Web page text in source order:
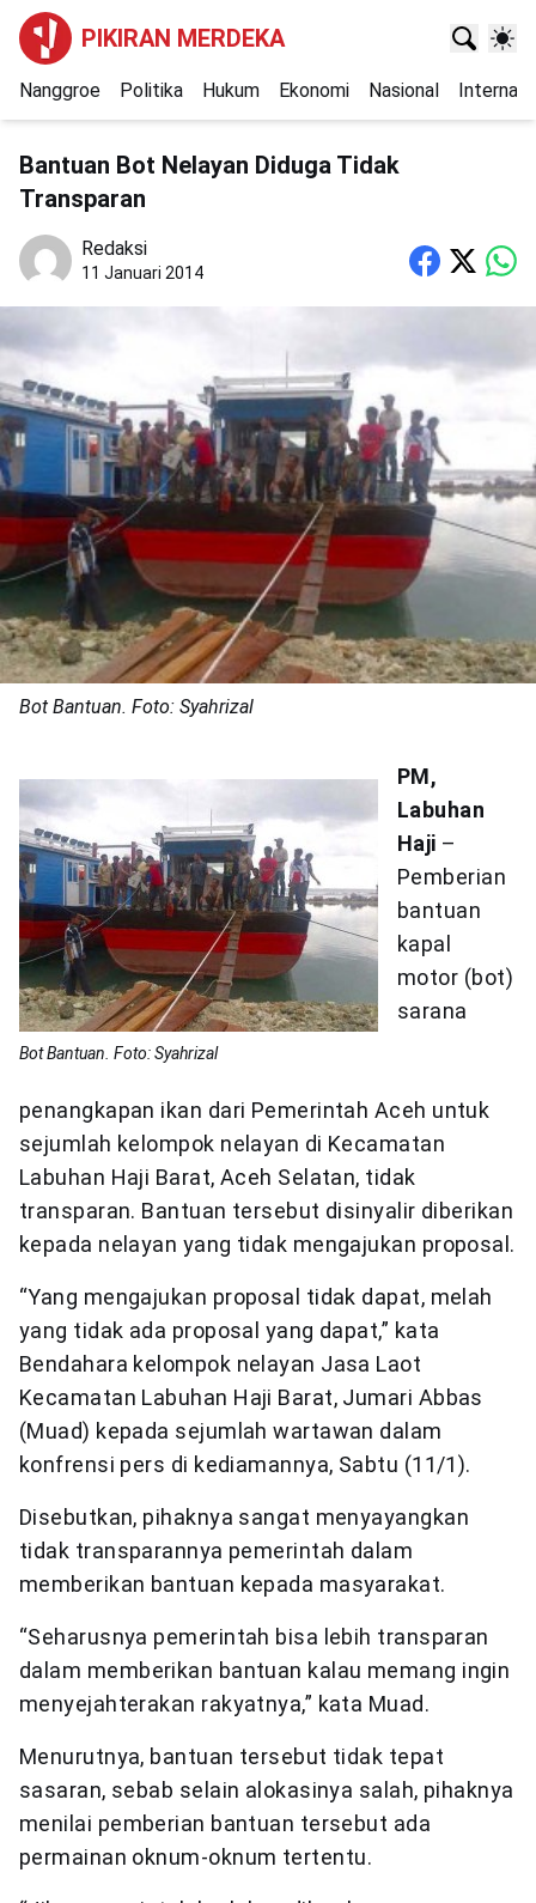
PIKIRAN MERDEKA
Nanggroe Politika Hukum Ekonomi Nasional
Bantuan Bot Nelayan Diduga Tidak
Transparan
Redaksi
11 Januari 2014
Bot Bantuan. Foto: Syahrizal
Bot Bantuan. Foto: Syahrizal
PM,
Labuhan
Haji –
Pemberian
bantuan
kapal
motor (bot)
sarana
penangkapan ikan dari Pemerintah Aceh untuk
sejumlah kelompok nelayan di Kecamatan
Labuhan Haji Barat, Aceh Selatan, tidak
transparan. Bantuan tersebut disinyalir diberikan
kepada nelayan yang tidak mengajukan proposal.
“Yang mengajukan proposal tidak dapat, melah
yang tidak ada proposal yang dapat,” kata
Bendahara kelompok nelayan Jasa Laot
Kecamatan Labuhan Haji Barat, Jumari Abbas
(Muad) kepada sejumlah wartawan dalam
konfrensi pers di kediamannya, Sabtu (11/1).
Disebutkan, pihaknya sangat menyayangkan
tidak transparannya pemerintah dalam
memberikan bantuan kepada masyarakat.
“Seharusnya pemerintah bisa lebih transparan
dalam memberikan bantuan kalau memang ingin
menyejahterakan rakyatnya,” kata Muad.
Menurutnya, bantuan tersebut tidak tepat
sasaran, sebab selain alokasinya salah, pihaknya
menilai pemberian bantuan tersebut ada
permainan oknum-oknum tertentu.